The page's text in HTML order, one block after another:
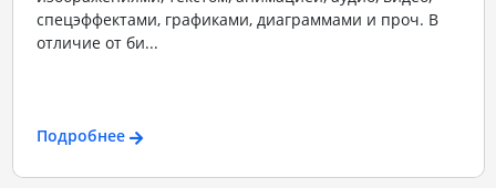
спецэффектами, графиками, диаграммами и проч. В
отличие от би...
Подробнее